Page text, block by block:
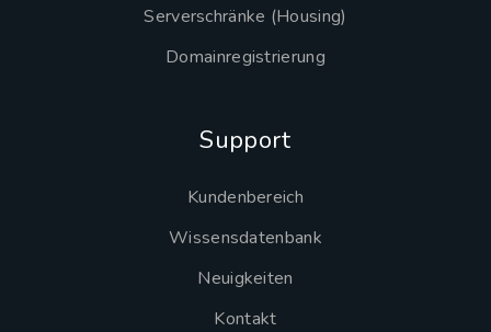
Serverschränke (Housing)
Domainregistrierung
Support
Kundenbereich
Wissensdatenbank
Neuigkeiten
Kontakt